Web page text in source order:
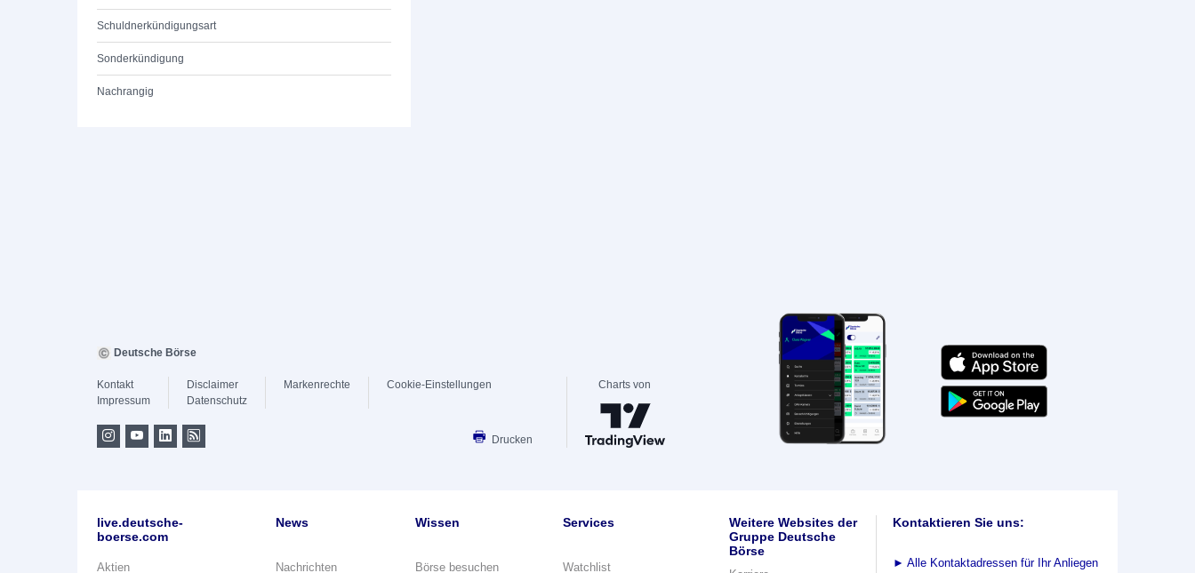
Schuldnerkündigungsart
Sonderkündigung
Nachrangig
Deutsche Börse
Kontakt
Impressum
Disclaimer
Datenschutz
Markenrechte Cookie-Einstellungen
Drucken
Charts von
live.deutsche-
boerse.com
Aktien
News
Nachrichten
Wissen
Börse besuchen
Services
Watchlist
Weitere Websites der
Gruppe Deutsche
Börse
Kontaktieren Sie uns:
► Alle Kontaktadressen für Ihr Anliegen